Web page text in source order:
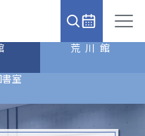
荒川館
室